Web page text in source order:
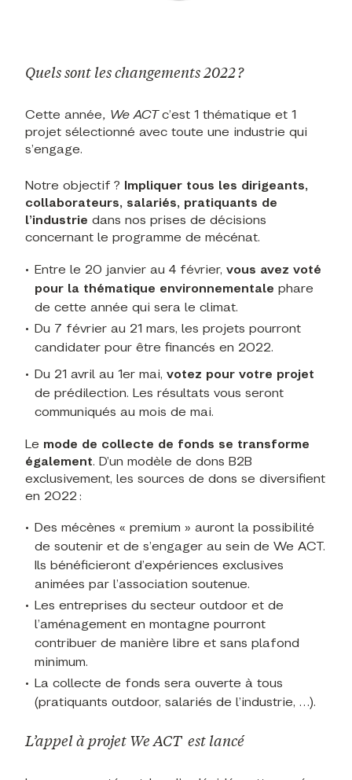
Quels sont les changements 2022 ?
Cette année, We ACTc’est 1 thématique et 1
projet sélectionné avec toute une industrie qui
s’engage.
Notre objectif ? Impliquer tous les dirigeants,
collaborateurs, salariés, pratiquants de
l’industrie dans nos prises de décisions
concernant le programme de mécénat.
Entre le 20 janvier au 4 février, vous avez voté
pour la thématique environnementale phare
de cette année qui sera le climat.
Du 7 février au 21 mars, les projets pourront
candidater pour être financés en 2022.
Du 21 avril au 1er mai, votez pour votre projet
de prédilection. Les résultats vous seront
communiqués au mois de mai.
Le mode de collecte de fonds se transforme
également. D’un modèle de dons B2B
exclusivement, les sources de dons se diversifient
en 2022 :
Des mécènes « premium » auront la possibilité
de soutenir et de s’engager au sein de We ACT.
Ils bénéficieront d’expériences exclusives
animées par l’association soutenue.
Les entreprises du secteur outdoor et de
l’aménagement en montagne pourront
contribuer de manière libre et sans plafond
minimum.
La collecte de fonds sera ouverte à tous
(pratiquants outdoor, salariés de l’industrie, …).
L’appel à projet We ACT est lancé